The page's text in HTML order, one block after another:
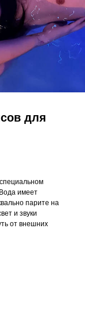
для
имеет
парите на
и звуки
от внешних